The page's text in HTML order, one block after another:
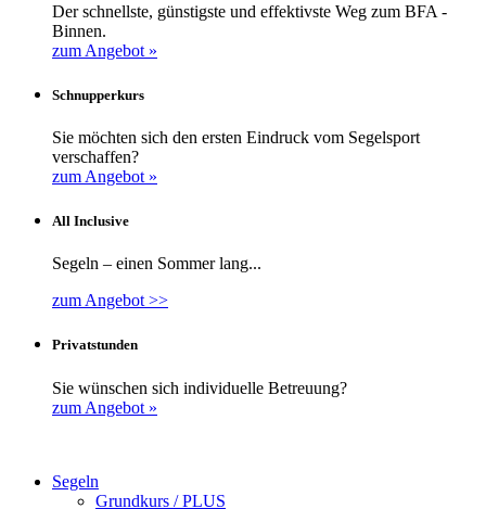
Der schnellste, günstigste und effektivste Weg zum BFA -
Binnen.
zum Angebot »
Schnupperkurs
Sie möchten sich den ersten Eindruck vom Segelsport
verschaffen?
zum Angebot »
All Inclusive
Segeln – einen Sommer lang...
zum Angebot >>
Privatstunden
Sie wünschen sich individuelle Betreuung?
zum Angebot »
Segeln
Grundkurs / PLUS